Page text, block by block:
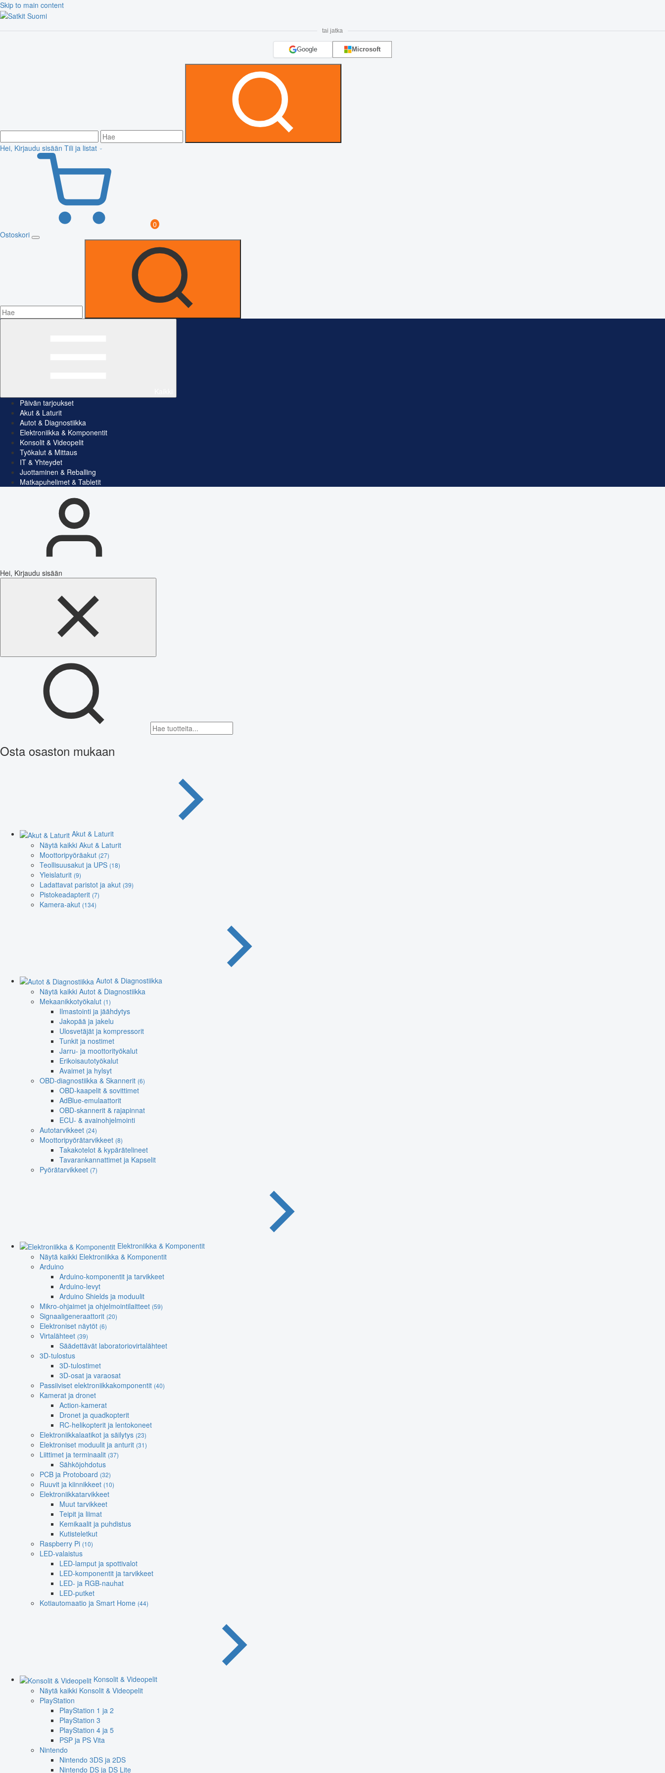
Skip to main content
tai jatka
Google Microsoft
Hei, Kirjaudu sisään Tili ja listat
0
Ostoskori
Päivän tarjoukset
Akut & Laturit
Autot & Diagnostiikka
Elektroniikka & Komponentit
Konsolit & Videopelit
Työkalut & Mittaus
IT & Yhteydet
Juottaminen & Reballing
Matkapuhelimet & Tabletit
Hei, Kirjaudu sisään
Osta osaston mukaan
Akut & Laturit
Näytä kaikki Akut & Laturit
Moottoripyöräakut (27)
Teollisuusakut ja UPS (18)
Yleislaturit (9)
Ladattavat paristot ja akut (39)
Pistokeadapterit (7)
Kamera-akut (134)
Autot & Diagnostiikka
Näytä kaikki Autot & Diagnostiikka
Mekaanikkotyökalut (1)
Ilmastointi ja jäähdytys
Jakopää ja jakelu
Ulosvetäjät ja kompressorit
Tunkit ja nostimet
Jarru- ja moottorityökalut
Erikoisautotyökalut
Avaimet ja hylsyt
OBD-diagnostiikka & Skannerit (6)
OBD-kaapelit & sovittimet
AdBlue-emulaattorit
OBD-skannerit & rajapinnat
ECU- & avainohjelmointi
Autotarvikkeet (24)
Moottoripyörätarvikkeet (8)
Takakotelot & kypärätelineet
Tavarankannattimet ja Kapselit
Pyörätarvikkeet (7)
Elektroniikka & Komponentit
Näytä kaikki Elektroniikka & Komponentit
Arduino
Arduino-komponentit ja tarvikkeet
Arduino-levyt
Arduino Shields ja moduulit
Mikro-ohjaimet ja ohjelmointilaitteet (59)
Signaaligeneraattorit (20)
Elektroniset näytöt (6)
Virtalähteet (39)
Säädettävät laboratoriovirtalähteet
3D-tulostus
3D-tulostimet
3D-osat ja varaosat
Passiiviset elektroniikkakomponentit (40)
Kamerat ja dronet
Action-kamerat
Dronet ja quadkopterit
RC-helikopterit ja lentokoneet
Elektroniikkalaatikot ja säilytys (23)
Elektroniset moduulit ja anturit (31)
Liittimet ja terminaalit (37)
Sähköjohdotus
PCB ja Protoboard (32)
Ruuvit ja kiinnikkeet (10)
Elektroniikkatarvikkeet
Muut tarvikkeet
Teipit ja liimat
Kemikaalit ja puhdistus
Kutisteletkut
Raspberry Pi (10)
LED-valaistus
LED-lamput ja spottivalot
LED-komponentit ja tarvikkeet
LED- ja RGB-nauhat
LED-putket
Kotiautomaatio ja Smart Home (44)
Konsolit & Videopelit
Näytä kaikki Konsolit & Videopelit
PlayStation
PlayStation 1 ja 2
PlayStation 3
PlayStation 4 ja 5
PSP ja PS Vita
Nintendo
Nintendo 3DS ja 2DS
Nintendo DS ja DS Lite